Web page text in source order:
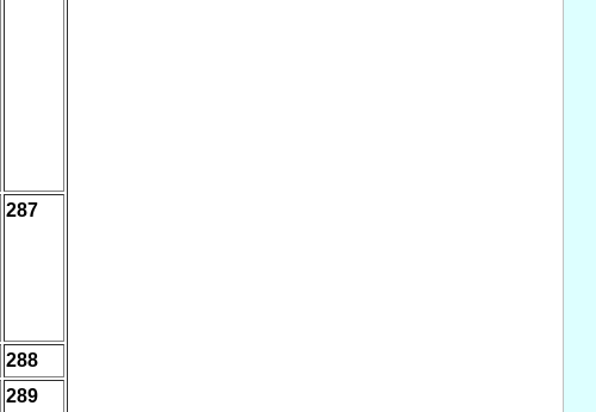
287
288
289